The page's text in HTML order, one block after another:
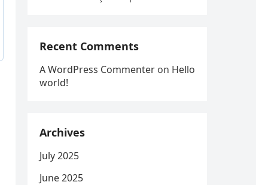
Recent Comments
A WordPress Commenter on Hello
world!
Archives
July 2025
June 2025